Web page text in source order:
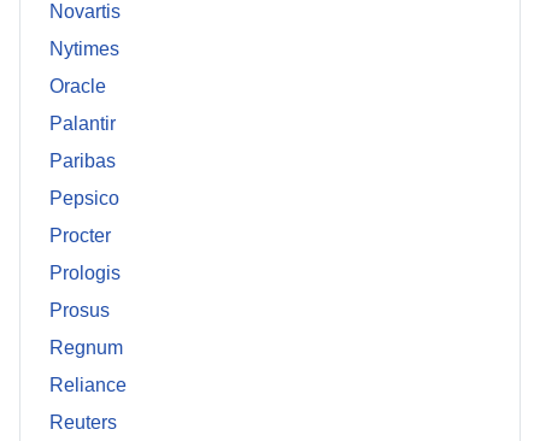
Novartis
Nytimes
Oracle
Palantir
Paribas
Pepsico
Procter
Prologis
Prosus
Regnum
Reliance
Reuters